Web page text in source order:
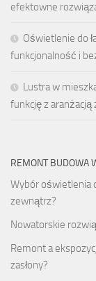
efektowne
Oświetlenie do
funkcjonalność i
Lustra w
funkcję z aranżacją
REMONT BUDOWA
Wybór oświetlenia
zewnątrz?
Nowatorskie
Remont a
zasłony?